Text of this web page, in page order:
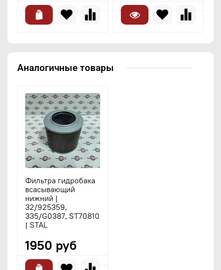
Аналогичные товары
Фильтра гидробака
всасывающий
нижний |
32/925359,
335/G0387, ST70810
| STAL
1950 руб